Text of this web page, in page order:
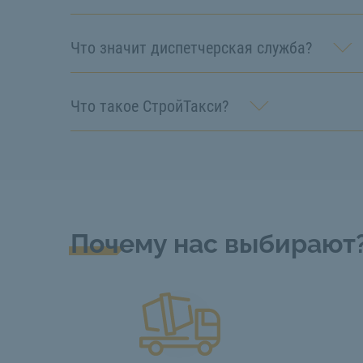
Что значит диспетчерская служба?
Что такое СтройТакси?
Почему нас